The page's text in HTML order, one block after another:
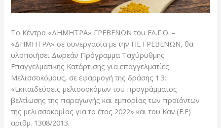
Το Κέντρο «ΔΗΜΗΤΡΑ» ΓΡΕΒΕΝΩΝ του ΕΛ.Γ.Ο. –
«ΔΗΜΗΤΡΑ» σε συνεργασία με την ΠΕ ΓΡΕΒΕΝΩΝ, θα
υλοποιήσει Δωρεάν Πρόγραμμα Ταχύρυθμης
Επαγγελματικής Κατάρτισης για επαγγελματίες
Μελισσοκόμους, σε εφαρμογή της δράσης 1.3:
«Εκπαιδεύσεις μελισσοκόμων του προγράμματος
βελτίωσης της παραγωγής και εμπορίας των προϊόντων
της μελισσοκομίας για το έτος 2022» και του Καν.(Ε.Ε)
αριθμ. 1308/2013.